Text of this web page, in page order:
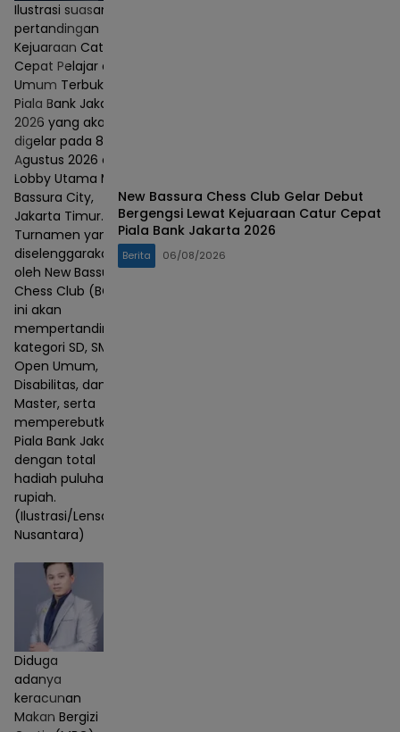
Ilustrasi suasana
pertandingan
Kejuaraan Catur
Cepat Pelajar dan
Umum Terbuka
Piala Bank Jakarta
2026 yang akan
digelar pada 8–9
Agustus 2026 di
Lobby Utama Mall
Bassura City,
Jakarta Timur.
Turnamen yang
diselenggarakan
oleh New Bassura
Chess Club (BCC)
ini akan
mempertandingkan
kategori SD, SMP,
Open Umum,
Disabilitas, dan
Master, serta
memperebutkan
Piala Bank Jakarta
dengan total
hadiah puluhan juta
rupiah.
(Ilustrasi/Lensa
Nusantara)
New Bassura Chess Club Gelar Debut
Bergengsi Lewat Kejuaraan Catur Cepat
Piala Bank Jakarta 2026
Berita 06/08/2026
Diduga
adanya
keracunan
Makan Bergizi